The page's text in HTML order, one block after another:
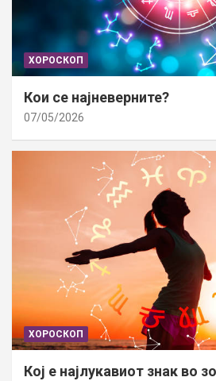
ХОРОСКОП
Кои се најневерните?
07/05/2026
ХОРОСКОП
Кој е најлукавиот знак во